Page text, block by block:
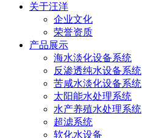
关于汪洋
企业文化
荣誉资质
产品展示
海水淡化设备系统
反渗透纯水设备系统
苦咸水淡化设备系统
太阳能水处理系统
水产养殖水处理系统
超滤系统
软化水设备